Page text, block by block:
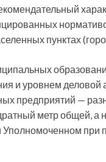
пунктах
и уровнем деловой
предприятий —
метр общей, а
Уполномоченном